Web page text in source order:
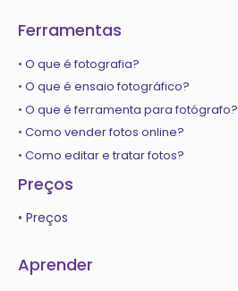
Ferramentas
• O que é fotografia?
• O que é ensaio fotográfico?
• O que é ferramenta para fotógrafo?
• Como vender fotos online?
• Como editar e tratar fotos?
Preços
• Preços
Aprender